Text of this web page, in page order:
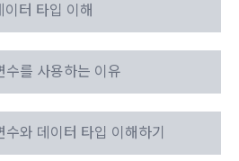
"는 "회원"의 종류에 따라 전문기관을
을 요청할 수 있다. "회원"은 본인인
일, 연락처 등을 제공하여야 한다.
와의 연동을 통해 이용계약을 신청할
취급방침, 서비스 제공을 위해 “회
사”가 웹 상의 안내 및 전자메일로
이용계약이 성립된다.
업처리 과정에서 자동 수집되는 항목
과정에서 이용자가 개인정보 수집
이터 타입 이해
수를 사용하는 이유
수와 데이터 타입 이해하기